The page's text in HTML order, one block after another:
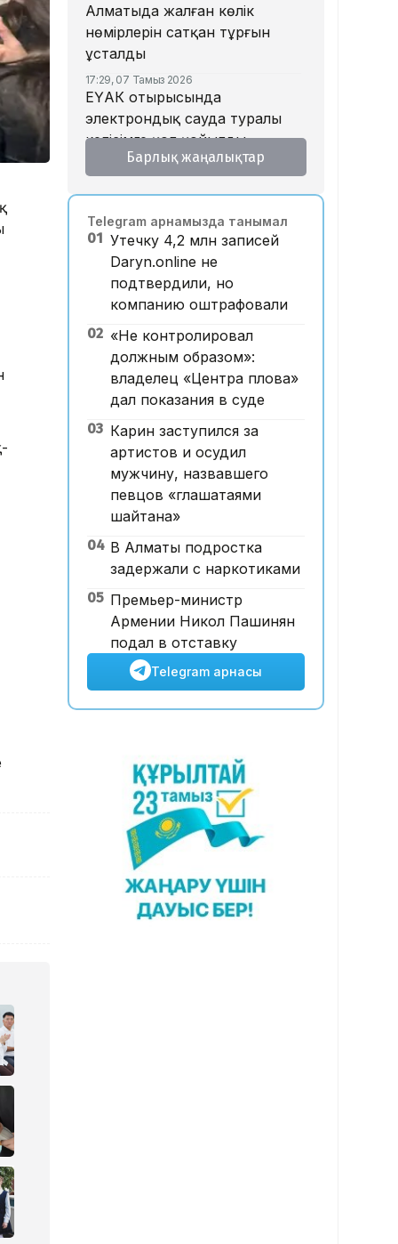
Алматыда жалған көлік
нөмірлерін сатқан тұрғын
ұсталды
17:29, 07 Тамыз 2026
ЕҮАК отырысында
электрондық сауда туралы
келісімге қол қойылды
16:49, 07 Тамыз 2026
теңгеге сатылды
15:53, 07 Тамыз 2026
Қазақстанда аукцион өткізу
тәртібі өзгертілмек: кепілдік
жарна құны қымбаттайды
15:11, 07 Тамыз 2026
Мемлекеттік грант
иегерлерінің тізімі
жарияланды: 75 мыңнан
астам талапкер тегін білім
алады
14:45, 07 Тамыз 2026
Ұлттық валютаны инфляция
қарқынының баяулауы
Барлық жаңалықтар
Telegram арнамызда танымал
01 Утечку 4,2 млн записей
Daryn.online не
подтвердили, но
компанию оштрафовали
02 «Не контролировал
должным образом»:
владелец «Центра плова»
дал показания в суде
03 Карин заступился за
артистов и осудил
мужчину, назвавшего
певцов «глашатаями
шайтана»
04 В Алматы подростка
задержали с наркотиками
05 Премьер-министр
Армении Никол Пашинян
подал в отставку
Telegram арнасы